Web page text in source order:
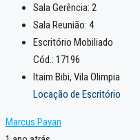
Sala Gerência: 2
Sala Reunião: 4
Escritório Mobiliado
Cód.: 17196
Itaim Bibi, Vila Olimpia
Locação de Escritório
Marcus Pavan